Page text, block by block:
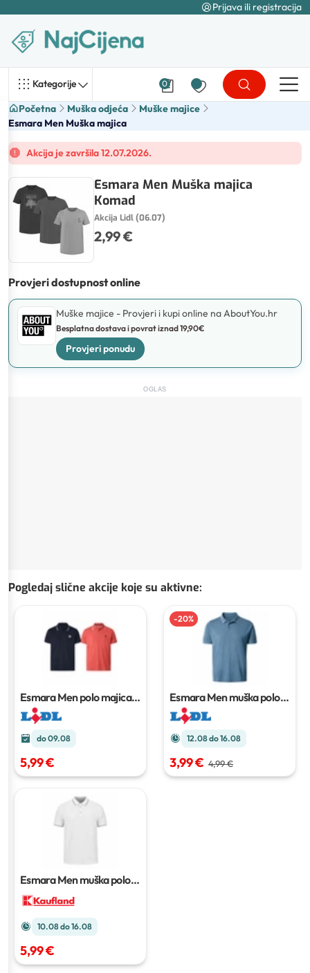
Prijava ili registracija
Kategorije 0
Početna Muška odjeća
Muške majice
Esmara Men Muška majica
Akcija je završila 12.07.2026.
Esmara Men Muška majica
Komad
Akcija Lidl (06.07)
2,99 €
Provjeri dostupnost online
Muške majice - Provjeri i kupi online na AboutYou.hr
Besplatna dostava i povrat iznad 19,90€
Provjeri ponudu
OGLAS
Pogledaj slične akcije koje su aktivne:
Esmara Men polo majica
Komad
do 09.08
5,99 €
-20%
Esmara Men muška polo
majica
12.08 do 16.08
3,99 € 4,99 €
Esmara Men muška polo
10.08 do 16.08
5,99 €